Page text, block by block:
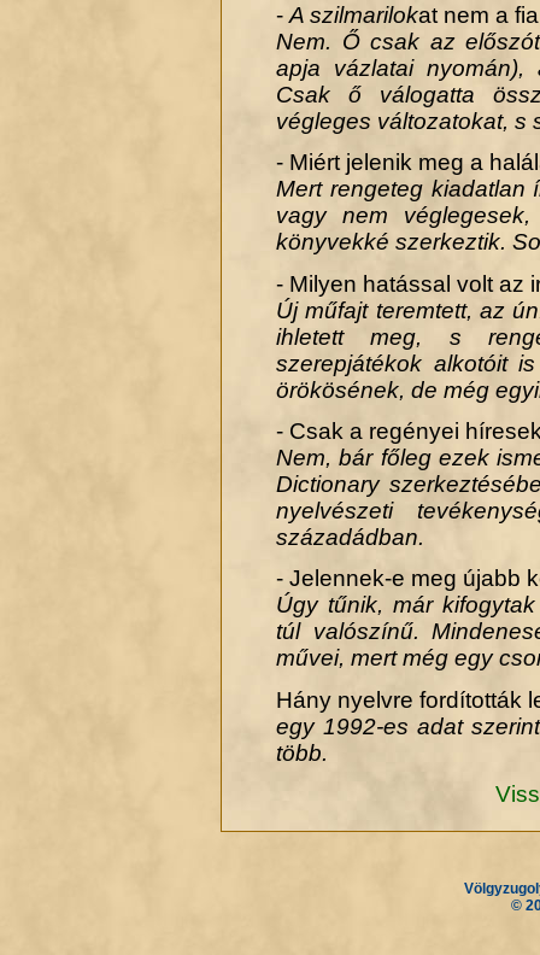
-A szilmarilokat nem a
Nem. Ő csak az
apja vázlatai
Csak ő válogatta
végleges változatokat, s
- Miért jelenik meg a
Mert rengeteg kiadatlan
vagy nem
könyvekké szerkeztik.
- Milyen hatással volt az
Új műfajt teremtett, az
ihletett meg, s
szerepjátékok alkotóit
örökösének, de még
- Csak a regényei
Nem, bár főleg ezek
Dictionary
nyelvészeti
századádban.
- Jelennek-e meg újabb
Úgy tűnik, már
túl valószínű.
művei, mert még egy
Hány nyelvre fordították
egy 1992-es adat
több.
©